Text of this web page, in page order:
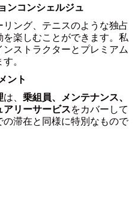
ンコンシェルジュ
リング、テニスのような独占
楽しむことができます。私
ンストラクターと プレミアム
。
ント
は、 乗組員、メンテナンス、
リーサービスをカバーして
滞在と同様に特別なもので